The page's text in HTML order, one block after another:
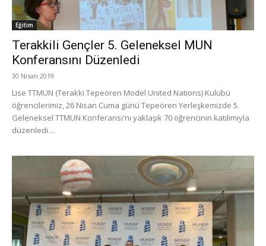
Eğitim
Terakkili Gençler 5. Geleneksel MUN
Konferansını Düzenledi
30 Nisan 2019
Lise TTMUN (Terakki Tepeören Model United Nations) Kulübü
öğrencilerimiz, 26 Nisan Cuma günü Tepeören Yerleşkemizde 5.
Geleneksel TTMUN Konferansı'nı yaklaşık 70 öğrencinin katılımıyla
düzenledi....